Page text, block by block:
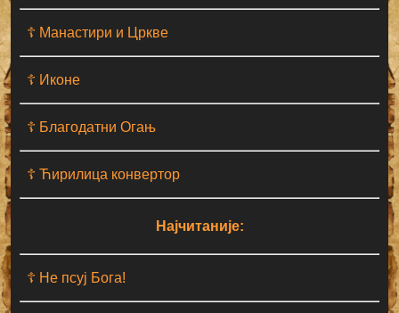
☦ Манастири и Цркве
☦ Иконе
☦ Благодатни Огањ
☦ Ћирилица конвертор
Најчитаније:
☦ Не псуј Бога!